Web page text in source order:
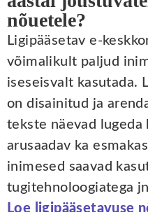
nõuetele?
Ligipääsetav e-
võimalikult paljud
iseseisvalt kasutada.
on disainitud ja
tekste näevad lugeda
arusaadav ka
inimesed saavad
tugitehnoloogiatega
Loe ligipääsetavuse